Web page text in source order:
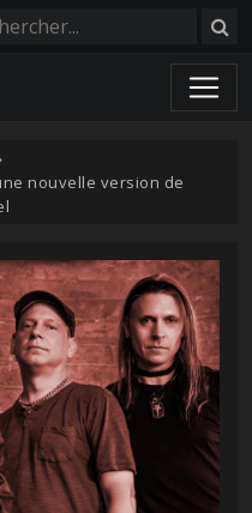
nouvelle version de